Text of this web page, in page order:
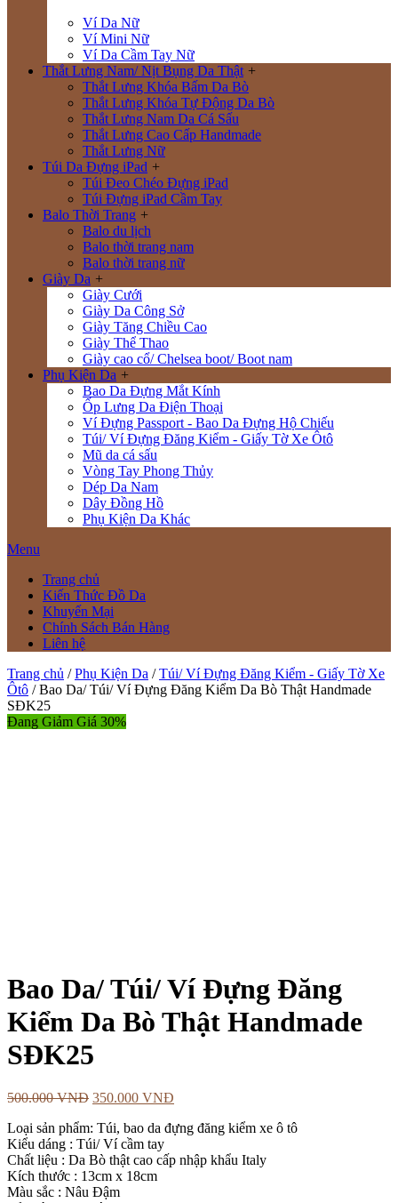
Ví Da Nữ
Ví Mini Nữ
Ví Da Cầm Tay Nữ
Thắt Lưng Nam/ Nịt Bụng Da Thật +
Thắt Lưng Khóa Bấm Da Bò
Thắt Lưng Khóa Tự Động Da Bò
Thắt Lưng Nam Da Cá Sấu
Thắt Lưng Cao Cấp Handmade
Thắt Lưng Nữ
Túi Da Đựng iPad +
Túi Đeo Chéo Đựng iPad
Túi Đựng iPad Cầm Tay
Balo Thời Trang +
Balo du lịch
Balo thời trang nam
Balo thời trang nữ
Giày Da +
Giày Cưới
Giày Da Công Sở
Giày Tăng Chiều Cao
Giày Thể Thao
Giày cao cổ/ Chelsea boot/ Boot nam
Phụ Kiện Da +
Bao Da Đựng Mắt Kính
Ốp Lưng Da Điện Thoại
Ví Đựng Passport - Bao Da Đựng Hộ Chiếu
Túi/ Ví Đựng Đăng Kiểm - Giấy Tờ Xe Ôtô
Mũ da cá sấu
Vòng Tay Phong Thủy
Dép Da Nam
Dây Đồng Hồ
Phụ Kiện Da Khác
Menu
Trang chủ
Kiến Thức Đồ Da
Khuyến Mại
Chính Sách Bán Hàng
Liên hệ
Trang chủ /Phụ Kiện Da /Túi/ Ví Đựng Đăng Kiểm - Giấy Tờ Xe
Ôtô / Bao Da/ Túi/ Ví Đựng Đăng Kiểm Da Bò Thật Handmade
SĐK25
Đang Giảm Giá 30%
Bao Da/ Túi/ Ví Đựng Đăng
Kiểm Da Bò Thật Handmade
SĐK25
500.000VNĐ 350.000 VNĐ
Loại sản phẩm: Túi, bao da đựng đăng kiểm xe ô tô
Kiểu dáng : Túi/ Ví cầm tay
Chất liệu : Da Bò thật cao cấp nhập khẩu Italy
Kích thước : 13cm x 18cm
Màu sắc : Nâu Đậm